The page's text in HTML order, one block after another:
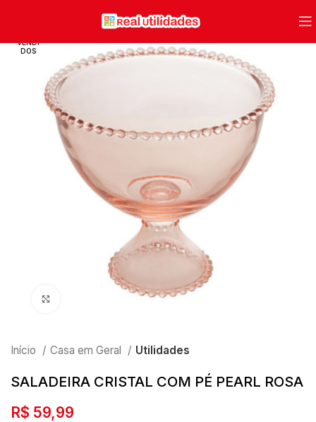
VENDI
DOS
Clique para ampliar
Início Casa em Geral Utilidades
SALADEIRA CRISTAL COM PÉ PEARL ROSA
R$ 59,99